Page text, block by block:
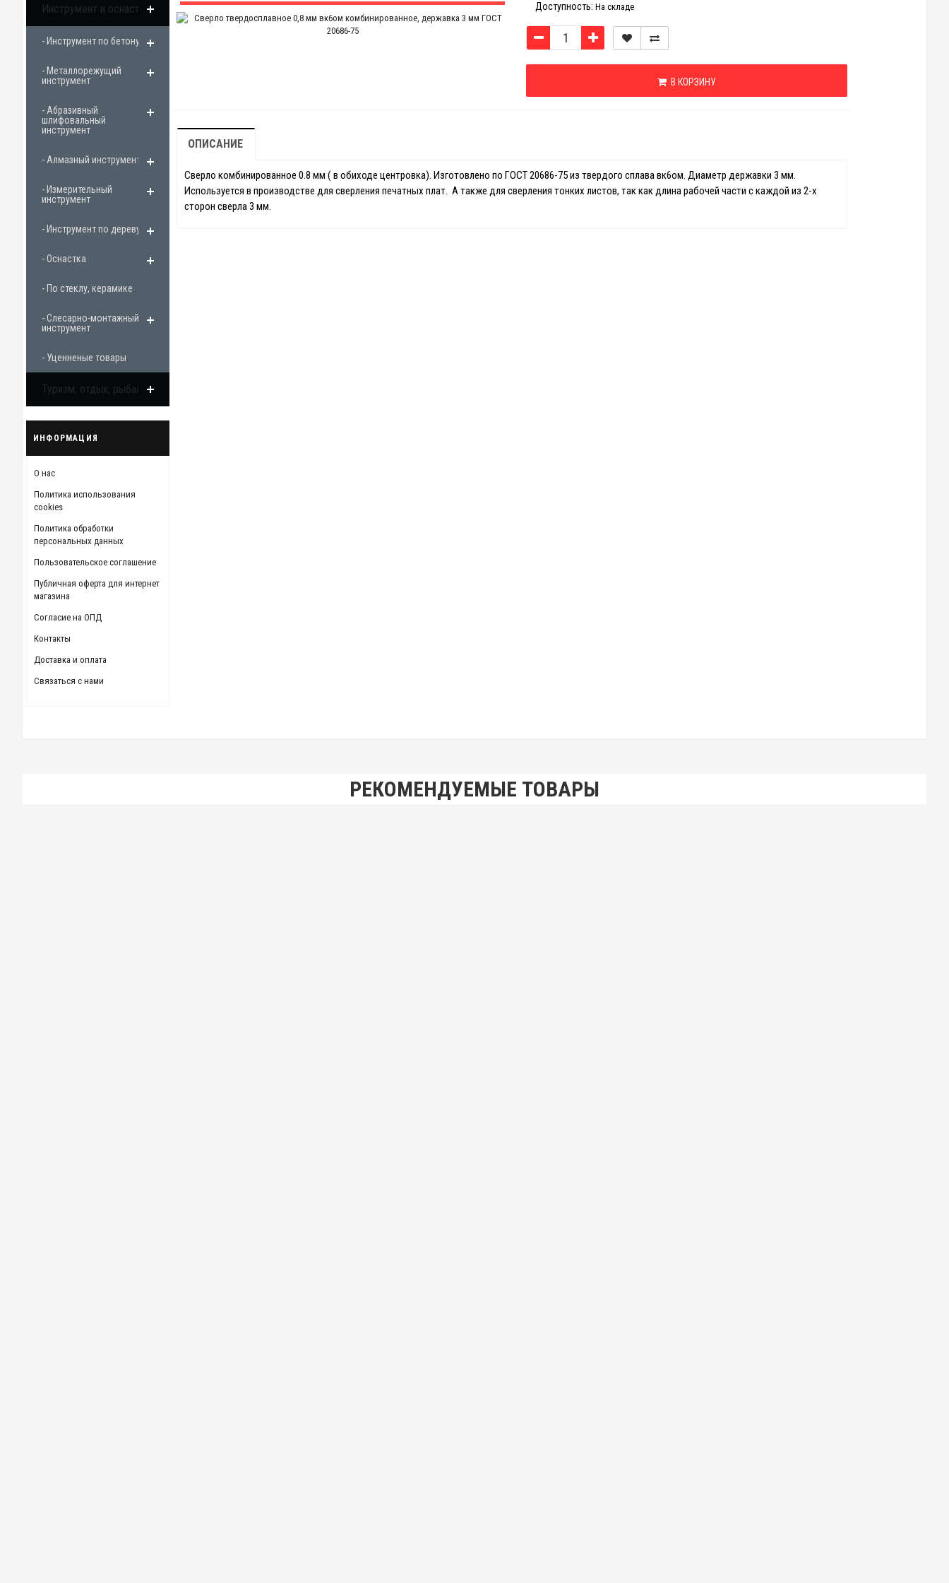
Инструмент и оснастка
- Инструмент по бетону
- Металлорежущий
инструмент
- Абразивный
шлифовальный
инструмент
- Алмазный инструмент
- Измерительный
инструмент
- Инструмент по дереву
- Оснастка
- По стеклу, керамике
- Слесарно-монтажный
инструмент
- Уценненые товары
Туризм, отдых, рыбалка
ИНФОРМАЦИЯ
О нас
Политика использования
cookies
Политика обработки
персональных данных
Пользовательское соглашение
Публичная оферта для интернет
магазина
Согласие на ОПД
Контакты
Доставка и оплата
Связаться с нами
Доступность: На складе
В КОРЗИНУ
ОПИСАНИЕ
Сверло комбинированное 0.8 мм ( в обиходе центровка). Изготовлено по ГОСТ 20686-75 из твердого сплава вк6ом. Диаметр державки 3 мм.
Используется в производстве для сверления печатных плат. А также для сверления тонких листов, так как длина рабочей части с каждой из 2-х
сторон сверла 3 мм.
РЕКОМЕНДУЕМЫЕ ТОВАРЫ